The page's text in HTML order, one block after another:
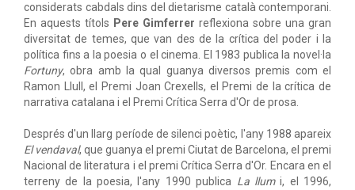
considerats cabdals dins del dietarisme català contemporani.
En aquests títols Pere Gimferrer reflexiona sobre una gran
diversitat de temes, que van des de la crítica del poder i la
política fins a la poesia o el cinema. El 1983 publica la novel·la
Fortuny, obra amb la qual guanya diversos premis com el
Ramon Llull, el Premi Joan Crexells, el Premi de la crítica de
narrativa catalana i el Premi Crítica Serra d'Or de prosa.
Després d'un llarg període de silenci poètic, l'any 1988 apareix
El vendaval, que guanya el premi Ciutat de Barcelona, el premi
Nacional de literatura i el premi Crítica Serra d'Or. Encara en el
terreny de la poesia, l'any 1990 publica La llumi, el 1996,